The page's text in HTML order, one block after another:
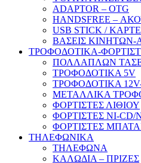
ADAPTOR – ΟΤG
HANDSFREE –
USB STICK /
ΒΑΣΕΙΣ ΚΙΝΗΤΩΝ-
ΤΡΟΦΟΔΟΤΙΚΑ-
ΠΟΛΛΑΠΛΩΝ
ΤΡΟΦΟΔΟΤΙΚΑ 5V
ΤΡΟΦΟΔΟΤΙΚΑ
ΜΕΤΑΛΛΙΚΑ
ΦΟΡΤΙΣΤΕΣ ΛΙΘΙΟΥ
ΦΟΡΤΙΣΤΕΣ NI-CD/
ΦΟΡΤΙΣΤΕΣ
ΤΗΛΕΦΩΝΙΚΑ
ΤΗΛΕΦΩΝΑ
ΚΑΛΩΔΙΑ – ΠΡΙΖΕΣ